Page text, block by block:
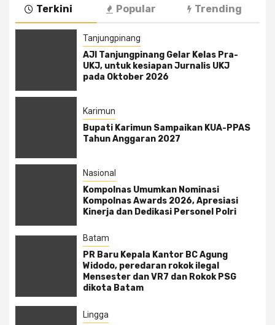
Terkini Popular Trending
Tanjungpinang
AJI Tanjungpinang Gelar Kelas Pra-
UKJ, untuk kesiapan Jurnalis UKJ
pada Oktober 2026
Karimun
Bupati Karimun Sampaikan KUA-PPAS
Tahun Anggaran 2027
Nasional
Kompolnas Umumkan Nominasi
Kompolnas Awards 2026, Apresiasi
Kinerja dan Dedikasi Personel Polri
Batam
PR Baru Kepala Kantor BC Agung
Widodo, peredaran rokok ilegal
Mensester dan VR7 dan Rokok PSG
dikota Batam
Lingga